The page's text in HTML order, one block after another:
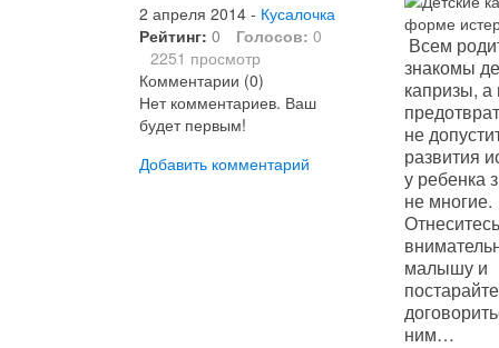
2 апреля 2014 - Кусалочка
Рейтинг:0 Голосов: 0
2251 просмотр
Комментарии (0)
Нет комментариев. Ваш
будет первым!
Добавить комментарий
Всем
знакомы
капризы, а
не
развития
у ребенка
не многие.
малышу и
ним…